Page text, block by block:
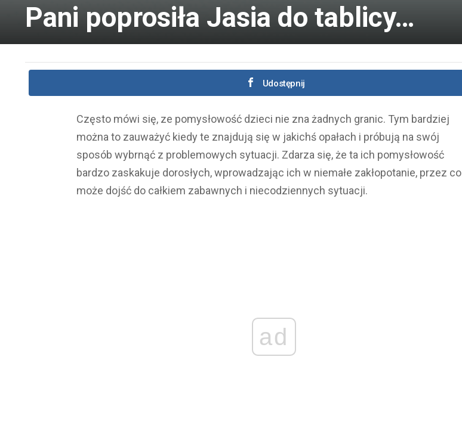
Pani poprosiła Jasia do tablicy…
Udostępnij
Często mówi się, ze pomysłowość dzieci nie zna żadnych granic. Tym bardziej
można to zauważyć kiedy te znajdują się w jakichś opałach i próbują na swój
sposób wybrnąć z problemowych sytuacji. Zdarza się, że ta ich pomysłowość
bardzo zaskakuje dorosłych, wprowadzając ich w niemałe zakłopotanie, przez co
może dojść do całkiem zabawnych i niecodziennych sytuacji.
ad